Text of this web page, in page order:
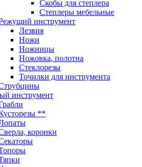
Скобы для степлера
Степлеры мебельные
инструмент
Лезвия
Ножи
Ножницы
Ножовка, полотна
Стеклорезы
Точилки для инструмента
инструмент
**
коронки